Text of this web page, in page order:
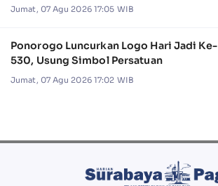
Jumat, 07 Agu 2026 17:05 WIB
Ponorogo Luncurkan Logo Hari Jadi Ke-
530, Usung Simbol Persatuan
Jumat, 07 Agu 2026 17:02 WIB